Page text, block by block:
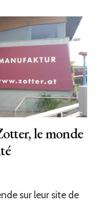
le monde
sur leur site de